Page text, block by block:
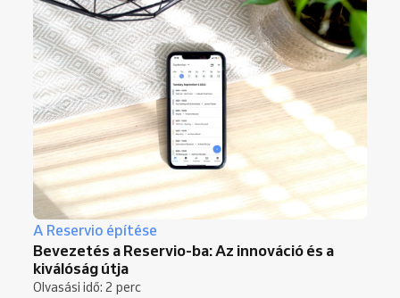
A Reservio építése
Bevezetés a Reservio-ba: Az innováció és a
kiválóság útja
Olvasási idő: 2 perc